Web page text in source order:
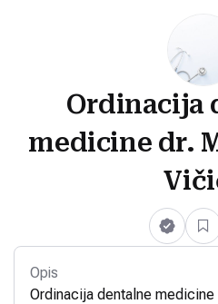
Ordinacija
medicine dr.
Opis
Ordinacija dentalne